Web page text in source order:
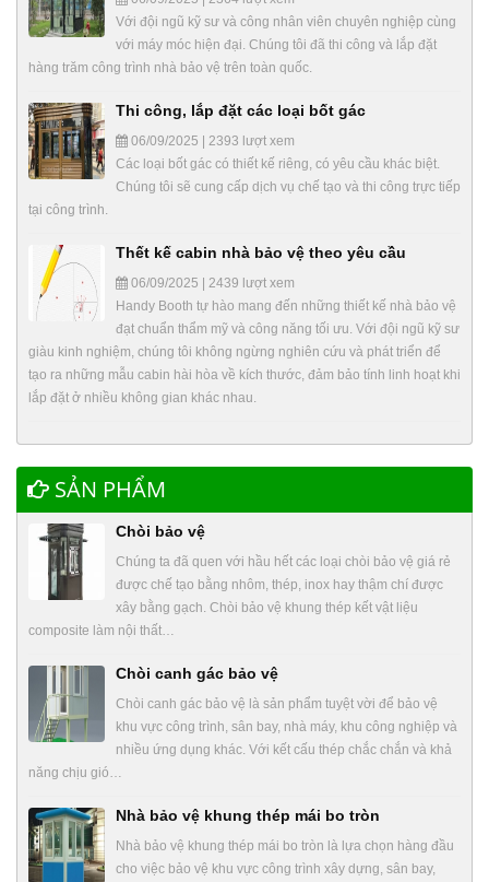
Với đội ngũ kỹ sư và công nhân viên chuyên nghiệp cùng
với máy móc hiện đại. Chúng tôi đã thi công và lắp đặt
hàng trăm công trình nhà bảo vệ trên toàn quốc.
Thi công, lắp đặt các loại bốt gác
06/09/2025 | 2393 lượt xem
Các loại bốt gác có thiết kế riêng, có yêu cầu khác biệt.
Chúng tôi sẽ cung cấp dịch vụ chế tạo và thi công trực tiếp
tại công trình.
Thết kế cabin nhà bảo vệ theo yêu cầu
06/09/2025 | 2439 lượt xem
Handy Booth tự hào mang đến những thiết kế nhà bảo vệ
đạt chuẩn thẩm mỹ và công năng tối ưu. Với đội ngũ kỹ sư
giàu kinh nghiệm, chúng tôi không ngừng nghiên cứu và phát triển để
tạo ra những mẫu cabin hài hòa về kích thước, đảm bảo tính linh hoạt khi
lắp đặt ở nhiều không gian khác nhau.
SẢN PHẨM
Chòi bảo vệ
Chúng ta đã quen với hầu hết các loại chòi bảo vệ giá rẻ
được chế tạo bằng nhôm, thép, inox hay thậm chí được
xây bằng gạch. Chòi bảo vệ khung thép kết vật liệu
composite làm nội thất…
Chòi canh gác bảo vệ
Chòi canh gác bảo vệ là sản phẩm tuyệt vời để bảo vệ
khu vực công trình, sân bay, nhà máy, khu công nghiệp và
nhiều ứng dụng khác. Với kết cấu thép chắc chắn và khả
năng chịu gió…
Nhà bảo vệ khung thép mái bo tròn
Nhà bảo vệ khung thép mái bo tròn là lựa chọn hàng đầu
cho việc bảo vệ khu vực công trình xây dựng, sân bay,